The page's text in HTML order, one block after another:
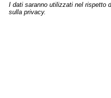
I dati saranno utilizzati nel rispetto
sulla privacy.